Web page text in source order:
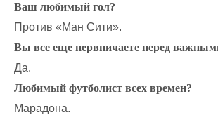
Ваш любимый гол?
Против «Ман Сити».
Вы все еще нервничаете перед
Да.
Любимый футболист всех времен?
Марадона.